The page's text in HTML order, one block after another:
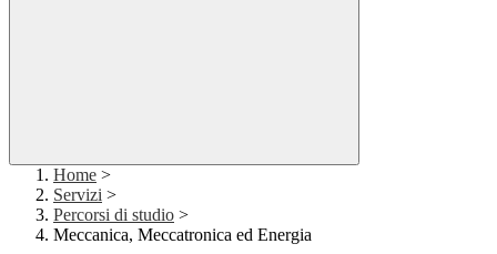
Home >
Servizi >
Percorsi di studio >
Meccanica, Meccatronica ed Energia